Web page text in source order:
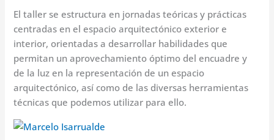
El taller se estructura en jornadas teóricas y prácticas
centradas en el espacio arquitectónico exterior e
interior, orientadas a desarrollar habilidades que
permitan un aprovechamiento óptimo del encuadre y
de la luz en la representación de un espacio
arquitectónico, así como de las diversas herramientas
técnicas que podemos utilizar para ello.